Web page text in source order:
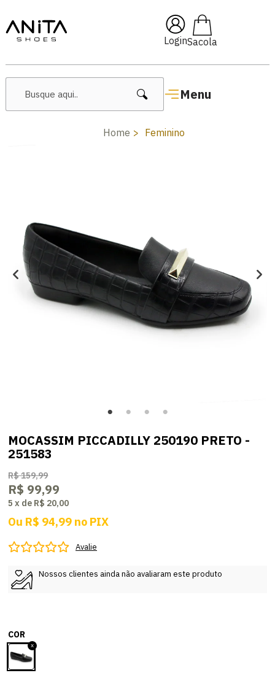
Login
Menu
🔥 Lançamentos Femininos
Home Feminino
MOCASSIM PICCADILLY 250190 PRETO -
251583
R$ 159,99
R$ 99,99
5 x de R$ 20,00
Ou R$ 94,99 no PIX
Avalie
Nossos clientes ainda não avaliaram este produto
COR